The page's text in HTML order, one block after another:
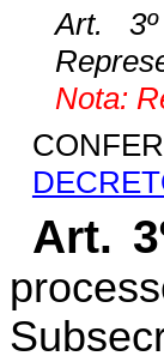
Art.
Nota:
Art.